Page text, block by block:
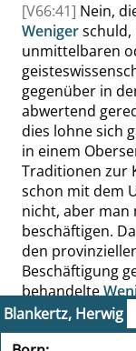
Blankertz, Herwig
[V66:41] Nein,
Wenigerschuld,
unmittelbaren
gegenüber in
abwertend
dies lohne sich
in einem
Traditionen zur
schon mit dem
nicht, aber man
beschäftigen.
den
Beschäftigung
behandelte
Exoten , weil er
befaßte; und